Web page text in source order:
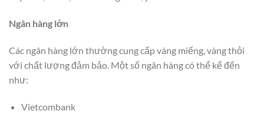
Ngân hàng lớn
Các ngân hàng lớn thường cung cấp vàng miếng, vàng thỏi
với chất lượng đảm bảo. Một số ngân hàng có thể kể đến
như:
Vietcombank